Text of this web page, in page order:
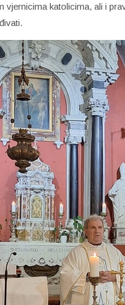
vjernicima katolicima, ali i